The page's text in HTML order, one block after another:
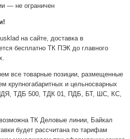
— не ограничен
на сайте, доставка в
бесплатно ТК ПЭК до главного
все товарные позиции, размещенные
крупногабаритных и цельносварных
ТДБ 500, ТДК 01, ПДБ, БТ, ШС, КС,
ТК Деловые линии, Байкал
будет рассчитана по тарифам